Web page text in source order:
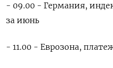
- 09.00 - Германия,
за июнь
- 11.00 - Еврозона,